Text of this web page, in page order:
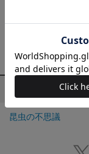
性昆虫が専門。『
上、東海大学出版
昆虫の不思議